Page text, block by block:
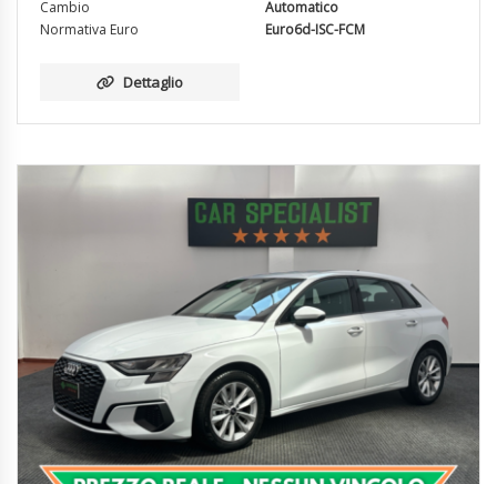
Cambio
Automatico
Normativa Euro
Euro6d-ISC-FCM
Dettaglio